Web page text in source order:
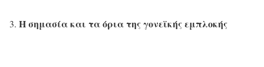
Η σημασία και τα όρια της γονεϊκής εμπλοκής